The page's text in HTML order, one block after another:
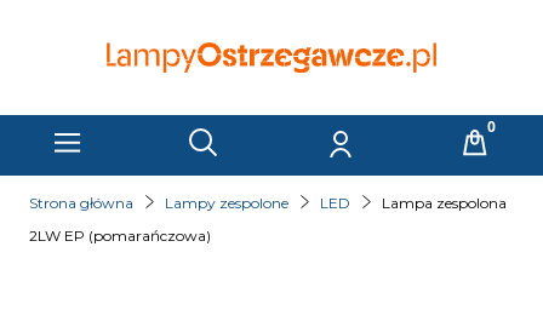
Strona główna Lampy zespolone LED
Lampa zespolona
2LW EP (pomarańczowa)